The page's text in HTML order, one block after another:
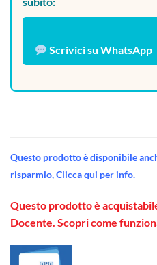
Scrivici su WhatsApp
Questo prodotto è disponibile
risparmio, Clicca qui per info.
Questo prodotto è
Docente. Scopri come